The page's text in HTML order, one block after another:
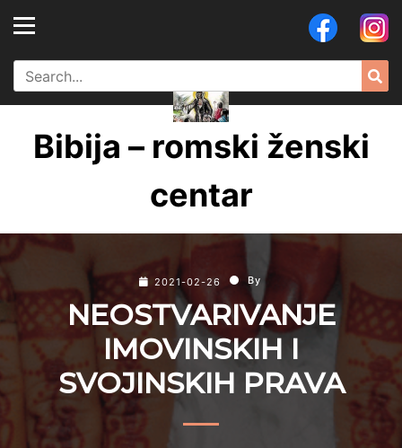
Search
for:
Bibija – romski ženski
centar
2021-02-26 By
NEOSTVARIVANJE
IMOVINSKIH I
SVOJINSKIH PRAVA